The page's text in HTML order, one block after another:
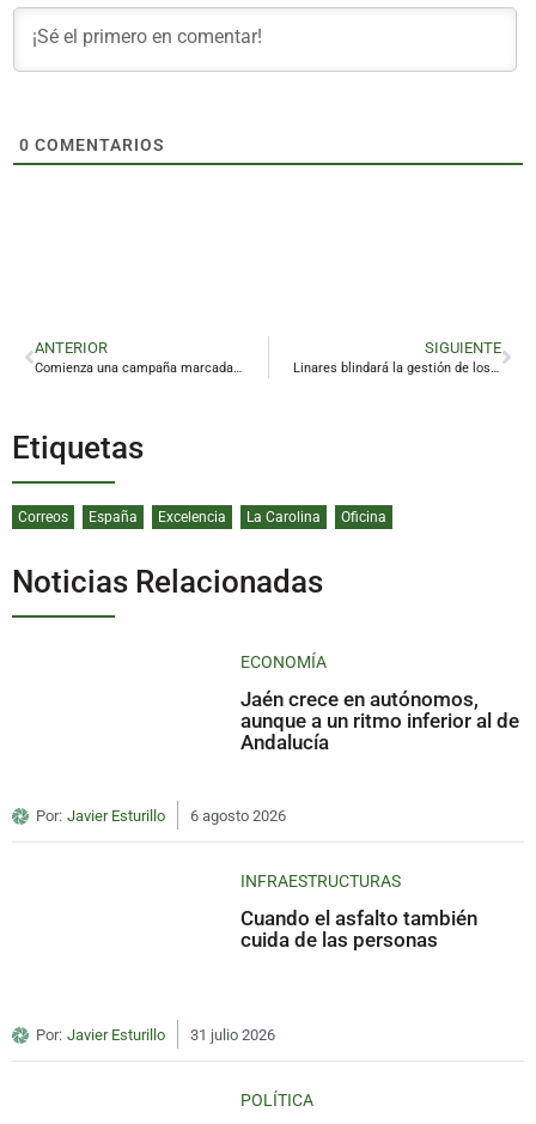
0 COMENTARIOS
ANTERIOR
Comienza una campaña marcada por las encuestas y decisiva para Linares
SIGUIENTE
Linares blindará la gestión de los fondos europeos con un plan de medidas antifraude
Etiquetas
Correos España Excelencia La Carolina Oficina
Noticias Relacionadas
ECONOMÍA
Jaén crece en autónomos,
aunque a un ritmo inferior al de
Andalucía
Por: Javier Esturillo 6 agosto 2026
INFRAESTRUCTURAS
Cuando el asfalto también
cuida de las personas
Por: Javier Esturillo 31 julio 2026
POLÍTICA